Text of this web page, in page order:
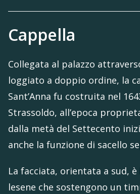
Cappella
Collegata al palazzo
loggiato a doppio ordine, la
Sant’Anna fu costruita nel
Strassoldo, all’epoca
dalla metà del Settecento
anche la funzione di sacello
La facciata, orientata a sud,
lesene che sostengono un